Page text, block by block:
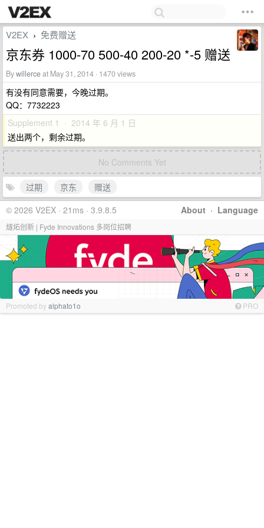
V2EX › 免费赠送
京东券 1000-70 500-40 200-20 *-5 赠送
Bywillerceat May 31, 2014 · 1470 views
有没有同意需要，今晚过期。
QQ：7732223
Supplement 1 · 2014 年 6 月 1 日
送出两个，剩余过期。
No Comments Yet
过期 京东
赠送
About · Language
© 2026 V2EX · 21ms · 3.9.8.5
燧炻创新 | Fyde Innovations 多岗位招聘
Promoted byalphato1o PRO